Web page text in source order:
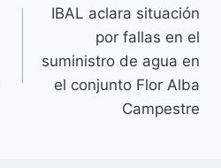
IBAL aclara situación
por fallas en el
suministro de agua en
el conjunto Flor Alba
Campestre